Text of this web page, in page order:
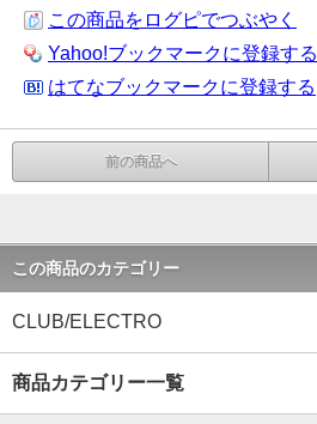
この商品をログピでつぶやく
Yahoo!ブックマークに登録する
はてなブックマークに登録する
前の商品へ
この商品のカテゴリー
CLUB/ELECTRO
商品カテゴリー一覧